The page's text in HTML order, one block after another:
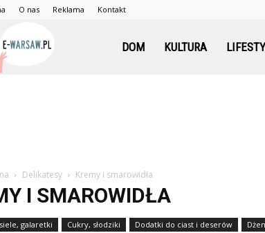
O nas Reklama Kontakt
DOM KULTURA
Delikatesy Kremy i smarowidła
I SMAROWIDŁA
galaretki Cukry, słodziki Dodatki do ciast i deserów